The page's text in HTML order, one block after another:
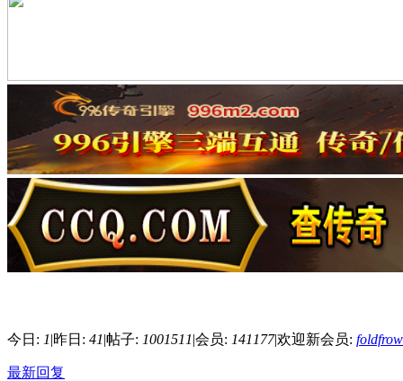
今日: 1|昨日: 41|帖子: 1001511|会员: 141177|欢迎新会员:
最新回复